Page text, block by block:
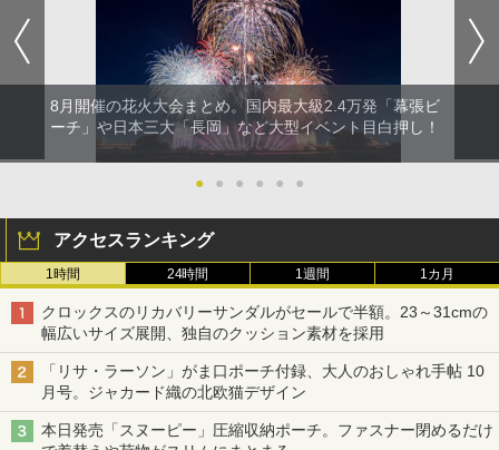
8月開催の花火大会まとめ。国内最大級2.4万発「幕張ビ
ーチ」や日本三大「長岡」など大型イベント目白押し！
● ● ● ● ● ●
アクセスランキング
1時間 24時間 1週間 1カ月
クロックスのリカバリーサンダルがセールで半額。23～31cmの
幅広いサイズ展開、独自のクッション素材を採用
「リサ・ラーソン」がま口ポーチ付録、大人のおしゃれ手帖 10
月号。ジャカード織の北欧猫デザイン
本日発売「スヌーピー」圧縮収納ポーチ。ファスナー閉めるだけ